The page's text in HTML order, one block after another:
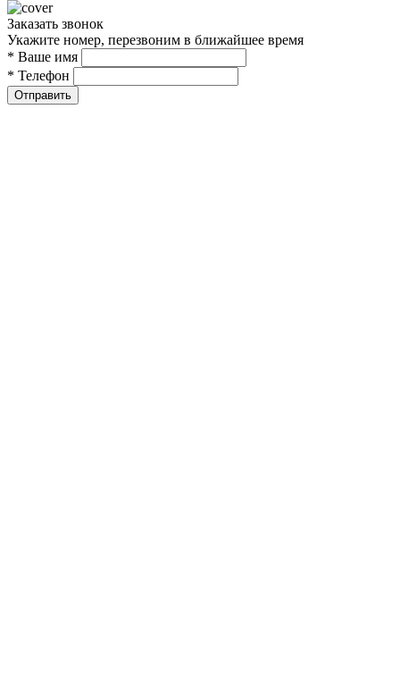
Заказать звонок
Укажите номер, перезвоним в ближайшее время
* Ваше имя
* Телефон
Отправить